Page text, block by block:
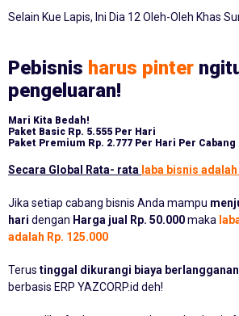
Selain Kue Lapis, Ini Dia 12 Oleh-Oleh Khas
Pebisnis harus pinter
pengeluaran!
Mari Kita Bedah!
Paket Basic Rp. 5.555 Per Hari
Paket Premium Rp. 2.777 Per Hari Per Cabang
Secara Global Rata- rata laba bisnis adalah
Jika setiap cabang bisnis Anda mampu
hari dengan Harga jual Rp. 50.000maka
adalah Rp. 125.000
Terus tinggal dikurangi biaya berlangganan
berbasis ERP YAZCORP.id deh!